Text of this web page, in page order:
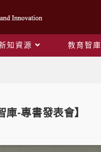
知資源 教育智庫
-專書發表會】